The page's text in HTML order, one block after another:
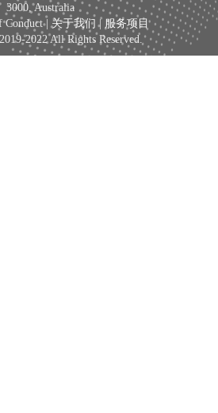
3000, Australia
Conduct |关于我们 | 服务项目
2022 All Rights Reserved.